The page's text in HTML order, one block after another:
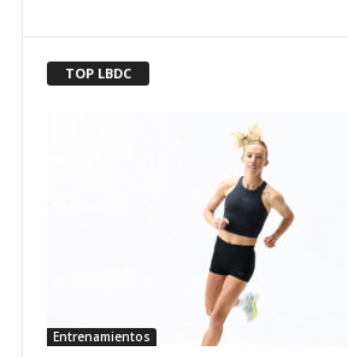
TOP LBDC
Entrenamientos